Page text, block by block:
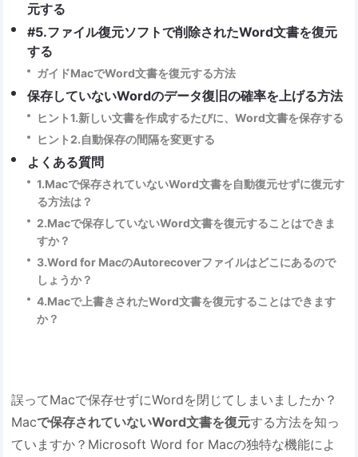
元する
#5.ファイル復元ソフトで削除されたWord文書を復元
する
ガイドMacでWord文書を復元する方法
保存していないWordのデータ復旧の確率を上げる方法
ヒント1.新しい文書を作成するたびに、Word文書を保存する
ヒント2.自動保存の間隔を変更する
よくある質問
1.Macで保存されていないWord文書を自動復元せずに復元す
る方法は？
2.Macで保存していないWord文書を復元することはできま
すか？
3.Word for MacのAutorecoverファイルはどこにあるので
しょうか？
4.Macで上書きされたWord文書を復元することはできます
か？
誤ってMacで保存せずにWordを閉じてしまいましたか？
Macで保存されていないWord文書を復元する方法を知っ
ていますか？Microsoft Word for Macの独特な機能によ